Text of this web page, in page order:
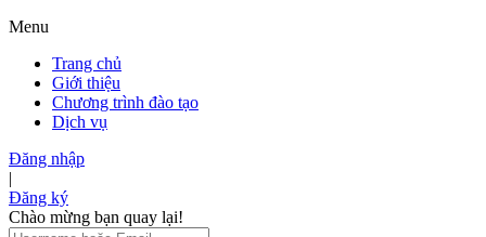
Menu
Trang chủ
Giới thiệu
Chương trình đào tạo
Dịch vụ
Đăng nhập
|
Đăng ký
Chào mừng bạn quay lại!